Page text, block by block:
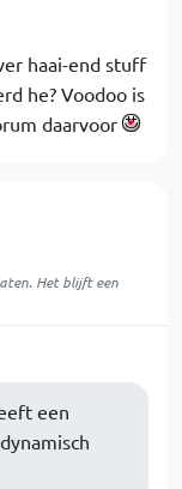
haai-end stuff
he? Voodoo is
daarvoor
Het blijft een
een